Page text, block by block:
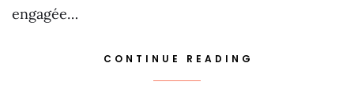
engagée…
CONTINUE READING